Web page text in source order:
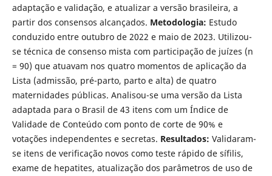
adaptação e validação, e atualizar a versão brasileira, a
partir dos consensos alcançados. Metodologia: Estudo
conduzido entre outubro de 2022 e maio de 2023. Utilizou-
se técnica de consenso mista com participação de juízes (n
= 90) que atuavam nos quatro momentos de aplicação da
Lista (admissão, pré-parto, parto e alta) de quatro
maternidades públicas. Analisou-se uma versão da Lista
adaptada para o Brasil de 43 itens com um Índice de
Validade de Conteúdo com ponto de corte de 90% e
votações independentes e secretas. Resultados: Validaram-
se itens de verificação novos como teste rápido de sífilis,
exame de hepatites, atualização dos parâmetros de uso de